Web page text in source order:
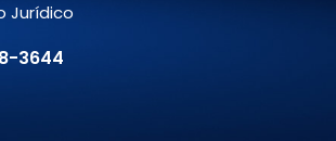
Jurídico
3644